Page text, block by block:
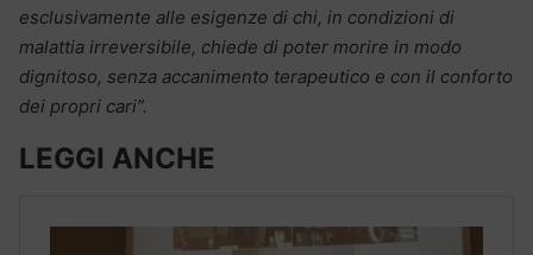
esclusivamente alle esigenze di chi, in condizioni di
malattia irreversibile, chiede di poter morire in modo
dignitoso, senza accanimento terapeutico e con il conforto
dei propri cari”.
LEGGI ANCHE